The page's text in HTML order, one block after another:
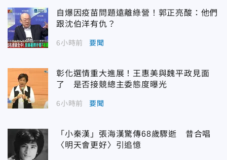
自爆因疫苗問題遠離綠營！郭正亮酸：他們
跟沈伯洋有仇？
6小時前 要聞
彰化選情重大進展！王惠美與魏平政見面
了 是否接競總主委態度曝光
6小時前 要聞
「小秦漢」張海漢驚傳68歲驟逝 昔合唱
〈明天會更好〉引追憶